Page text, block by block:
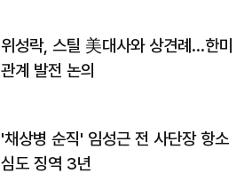
위성락, 스틸 美대사와 상견례…한미
관계 발전 논의
'채상병 순직' 임성근 전 사단장 항소
심도 징역 3년